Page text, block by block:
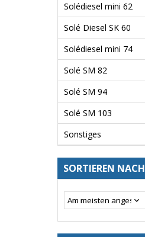
Solédiesel mini 62
Solé Diesel SK 60
Solédiesel mini 74
Solé SM 82
Solé SM 94
Solé SM 103
Sonstiges
SORTIEREN NACH